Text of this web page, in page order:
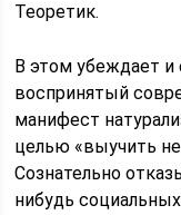
Теоретик.
В этом убеждает и
воспринятый
манифест
целью «выучить
Сознательно
нибудь